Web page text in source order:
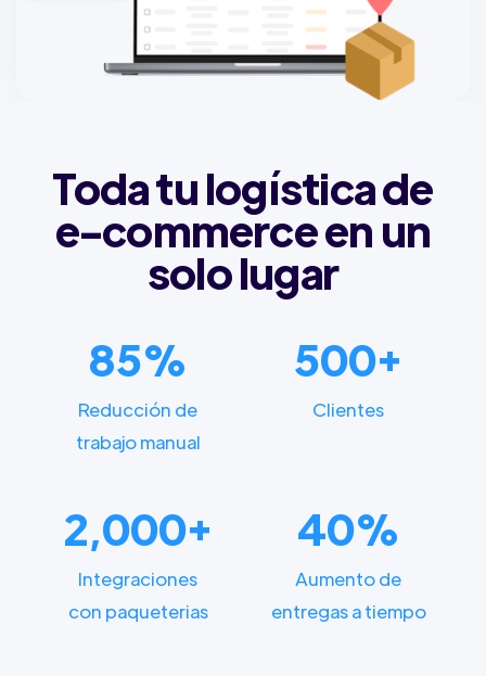
Toda tu logística de
e-commerce en un
solo lugar
85%
Reducción de
trabajo manual
500+
Clientes
2,000+
Integraciones
con paqueterias
40%
Aumento de
entregas a tiempo